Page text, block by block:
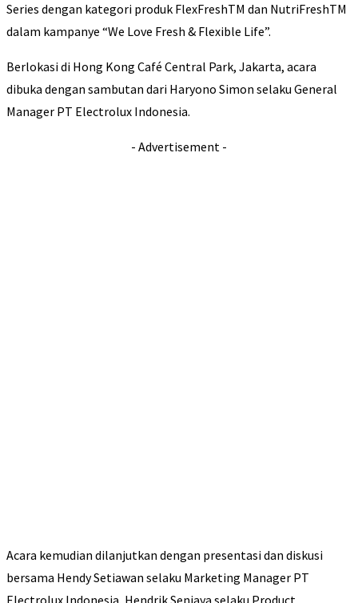
Series dengan kategori produk FlexFreshTM dan NutriFreshTM
dalam kampanye “We Love Fresh & Flexible Life”.
Berlokasi di Hong Kong Café Central Park, Jakarta, acara
dibuka dengan sambutan dari Haryono Simon selaku General
Manager PT Electrolux Indonesia.
- Advertisement -
Acara kemudian dilanjutkan dengan presentasi dan diskusi
bersama Hendy Setiawan selaku Marketing Manager PT